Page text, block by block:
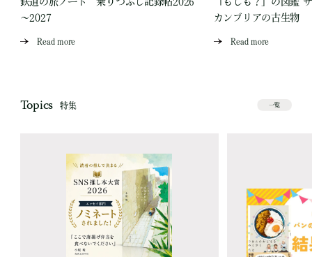
～2027
Read more
カンブリアの古生物
Read more
Topics 特集 一覧